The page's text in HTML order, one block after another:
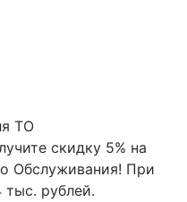
ТО
скидку 5% на
Обслуживания! При
тыс. рублей.